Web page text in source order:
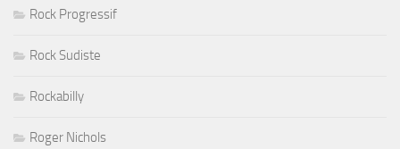
Rock Progressif
Rock Sudiste
Rockabilly
Roger Nichols